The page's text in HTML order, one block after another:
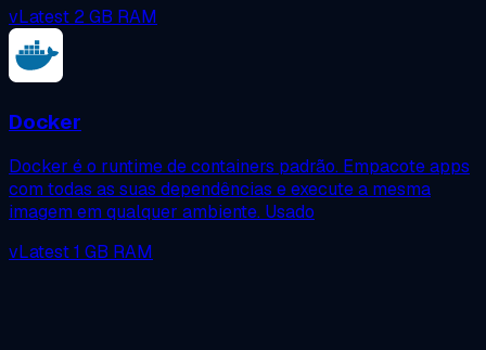
vLatest 2 GB RAM
Docker
Docker é o runtime de containers padrão. Empacote apps
com todas as suas dependências e execute a mesma
imagem em qualquer ambiente. Usado
vLatest1 GB RAM